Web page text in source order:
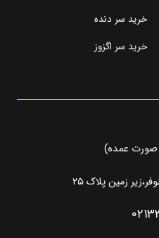
خرید سر دنده
خرید سر اگزوز
صورت عمده)
زمین پلاک ۲۵